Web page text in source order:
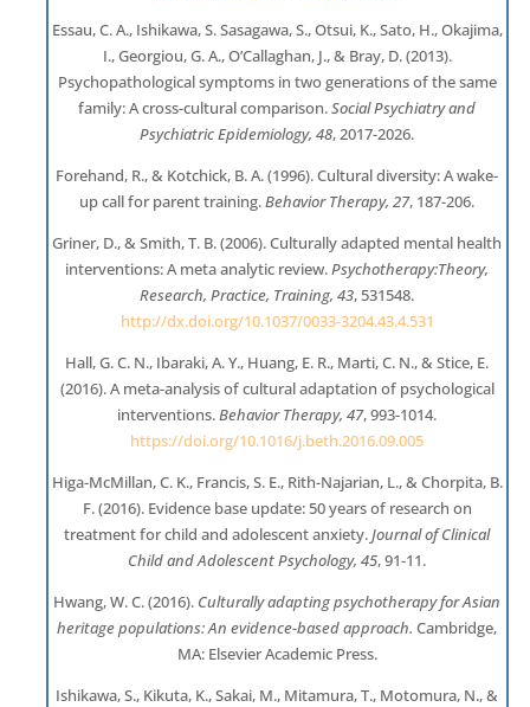
Essau, C. A., Ishikawa, S. Sasagawa, S., Otsui, K., Sato, H., Okajima,
I., Georgiou, G. A., O’Callaghan, J., & Bray, D. (2013).
Psychopathological symptoms in two generations of the same
family: A cross-cultural comparison.Social Psychiatry and
Psychiatric Epidemiology, 48, 2017-2026.
Forehand, R., & Kotchick, B. A. (1996). Cultural diversity: A wake-
up call for parent training.Behavior Therapy, 27, 187-206.
Griner, D., & Smith, T. B. (2006). Culturally adapted mental health
interventions: A meta analytic review.Psychotherapy:Theory,
Research, Practice, Training, 43, 531548.
http://dx.doi.org/10.1037/0033-3204.43.4.531
Hall, G. C. N., Ibaraki, A. Y., Huang, E. R., Marti, C. N., & Stice, E.
(2016). A meta-analysis of cultural adaptation of psychological
interventions.Behavior Therapy, 47, 993-1014.
https://doi.org/10.1016/j.beth.2016.09.005
Higa-McMillan, C. K., Francis, S. E., Rith-Najarian, L., & Chorpita, B.
F. (2016). Evidence base update: 50 years of research on
treatment for child and adolescent anxiety.Journal of Clinical
Child and Adolescent Psychology, 45, 91-11.
Hwang, W. C. (2016). Culturally adapting psychotherapy for Asian
heritage populations: An evidence-based approach. Cambridge,
MA: Elsevier Academic Press.
Ishikawa, S., Kikuta, K., Sakai, M., Mitamura, T., Motomura, N., &